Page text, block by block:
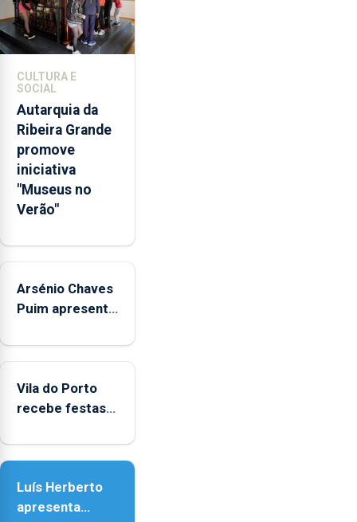
da
promoção
de
pessoais,
emocionais
e
sociais
junto
das
crianças
CULTURA E
SOCIAL
Autarquia da
Ribeira Grande
promove
iniciativa
"Museus no
Verão"
Arsénio Chaves
Puim apresenta
Biblioteca de
Vila do Porto
recebe festas
Nossa Senhora
Luís Herberto
apresenta